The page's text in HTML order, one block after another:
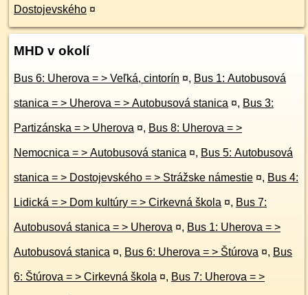
Dostojevského ¤
MHD v okolí
Bus 6: Uherova = > Veľká, cintorín ¤, Bus 1: Autobusová
stanica = > Uherova = > Autobusová stanica ¤, Bus 3:
Partizánska = > Uherova ¤, Bus 8: Uherova = >
Nemocnica = > Autobusová stanica ¤, Bus 5: Autobusová
stanica = > Dostojevského = > Strážske námestie ¤, Bus 4:
Lidická = > Dom kultúry = > Cirkevná škola ¤, Bus 7:
Autobusová stanica = > Uherova ¤, Bus 1: Uherova = >
Autobusová stanica ¤, Bus 6: Uherova = > Štúrova ¤, Bus
6: Štúrova = > Cirkevná škola ¤, Bus 7: Uherova = >